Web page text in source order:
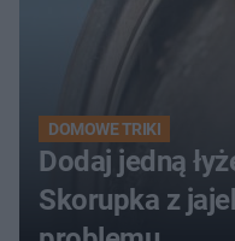
DOMOWE TRIKI
Dodaj jedną
Skorupka z